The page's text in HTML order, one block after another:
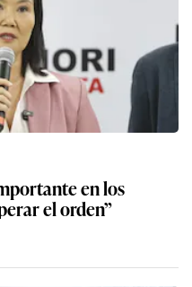
en los
el orden”